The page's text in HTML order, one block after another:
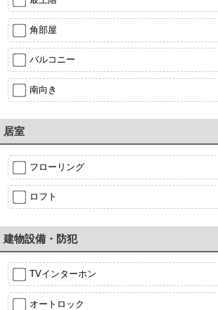
角部屋
バルコニー
南向き
居室
フローリング
ロフト
建物設備・防犯
TVインターホン
オートロック